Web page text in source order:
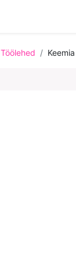
Töölehed Keemia